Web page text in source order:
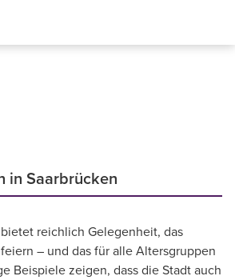
in Saarbrücken
reichlich Gelegenheit, das
– und das für alle Altersgruppen
Beispiele zeigen, dass die Stadt auch